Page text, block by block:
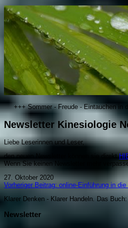
+++ Sommer - Freude - Eintauchen in
Newsletter Kinesiologie
Liebe Leserinnen und Leser,
den neuen Newsletter können sie direkt
Wenn Sie keinen Newsletter mehr
27. Oktober 2020
Vorheriger Beitrag: online-Einführung in
Klarer Denken - Klarer Handeln. Das Buch:
Newsletter